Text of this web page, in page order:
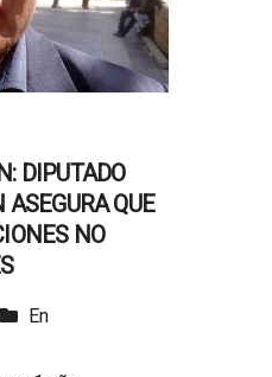
DIPUTADO
QUE
NO
En